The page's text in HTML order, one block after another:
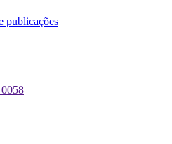
publicações